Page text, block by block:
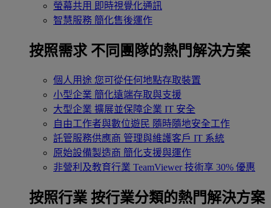
螢幕共用 即時視覺化通訊
智慧服務 簡化售後運作
按照需求 不同團隊的熱門解決方案
個人用途 您可從任何地點存取裝置
小型企業 簡化遠端存取與支援
大型企業 擴展並保障企業 IT 安全
自由工作者與數位遊民 隨時隨地安全工作
託管服務供應商 管理與維護客戶 IT 系統
原始設備製造商 簡化支援與運作
非營利及教育行業 TeamViewer 技術享 30% 優惠
按照行業 按行業分類的熱門解決方案